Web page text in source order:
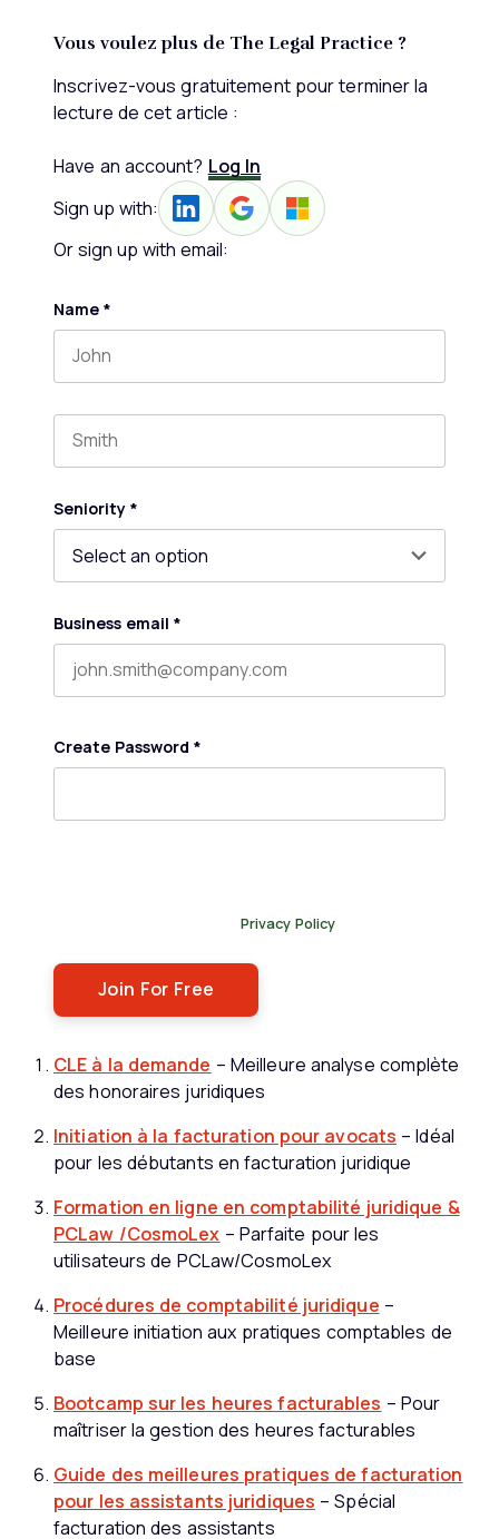
Vous voulez plus de The Legal Practice ?
Inscrivez-vous gratuitement pour terminer la
lecture de cet article :
Have an account? Log In
Sign up with:
Or sign up with email:
Name *
Seniority *
Business email *
Create Password *
Privacy Policy
CLE à la demande – Meilleure analyse complète
des honoraires juridiques
Initiation à la facturation pour avocats – Idéal
pour les débutants en facturation juridique
Formation en ligne en comptabilité juridique &
PCLaw /CosmoLex – Parfaite pour les
utilisateurs de PCLaw/CosmoLex
Procédures de comptabilité juridique –
Meilleure initiation aux pratiques comptables de
base
Bootcamp sur les heures facturables – Pour
maîtriser la gestion des heures facturables
Guide des meilleures pratiques de facturation
pour les assistants juridiques – Spécial
facturation des assistants